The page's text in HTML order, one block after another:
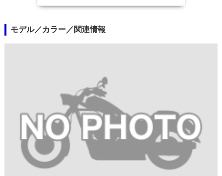
モデル／カラー／関連情報